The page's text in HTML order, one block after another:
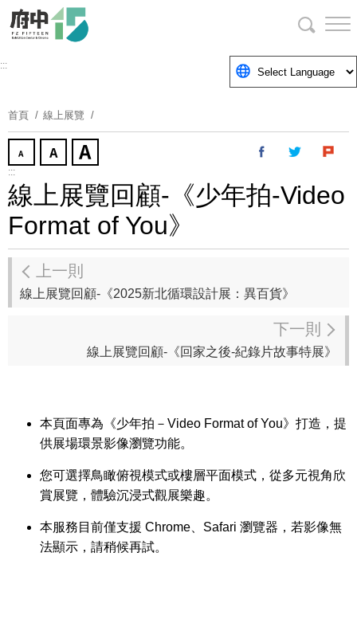
要
塊
:::
首頁 線上展覽
:::
線上展覽回顧-《少年拍-Video
Format of You》
上一則
線上展覽回顧-《2025新北循環設計展：異百貨》
下一則
線上展覽回顧-《回家之後-紀錄片故事特展》
本頁面專為《少年拍－Video Format of You》打造，提
供展場環景影像瀏覽功能。
您可選擇鳥瞰俯視模式或樓層平面模式，從多元視角欣
賞展覽，體驗沉浸式觀展樂趣。
本服務目前僅支援 Chrome、Safari 瀏覽器，若影像無
法顯示，請稍候再試。